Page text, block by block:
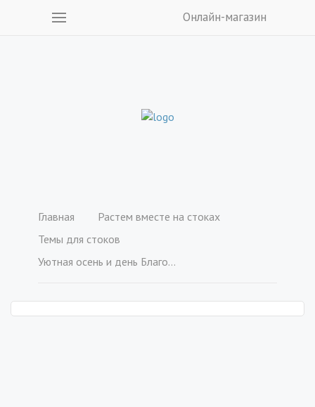
Онлайн-магазин
Главная
Растем вместе на стоках
Темы для стоков
Уютная осень и день Благодарения